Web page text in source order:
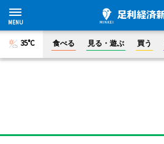
35°C 食べる 見る・遊ぶ 買う